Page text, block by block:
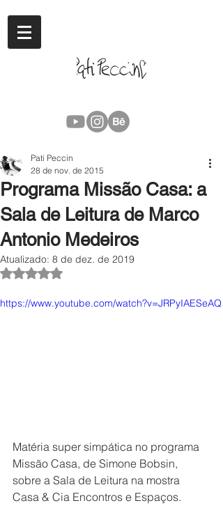
Programa Missão Casa: a
Sala de Leitura de Marco
Antonio Medeiros
Pati Peccin
28 de nov. de 2015
Atualizado: 8 de dez. de 2019
Avaliado com NaN de 5 estrelas.
https://www.youtube.com/watch?v=JRPyIAESeAQ
Matéria super simpática no programa
Missão Casa, de Simone Bobsin,
sobre a Sala de Leitura na mostra
Casa & Cia Encontros e Espaços.